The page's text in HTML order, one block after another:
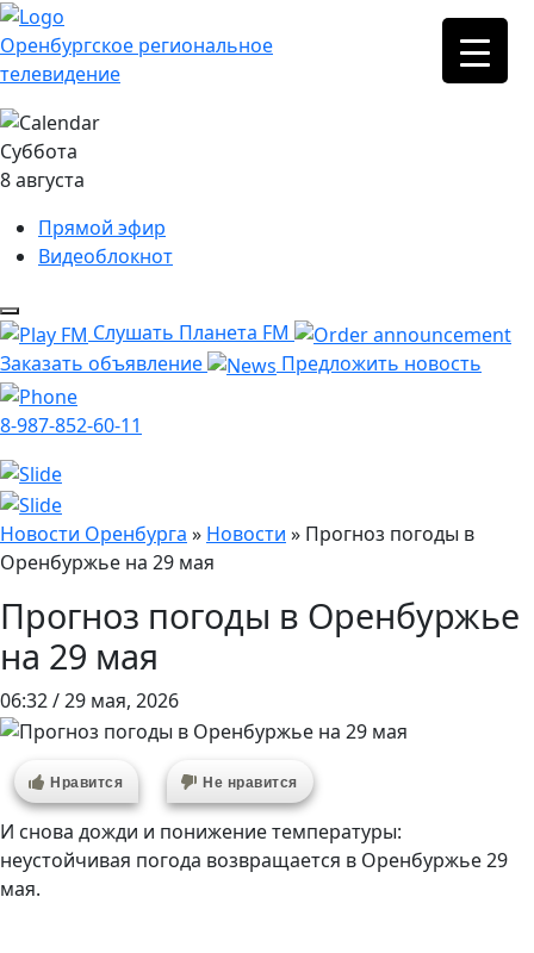
Оренбургское региональное
телевидение
Суббота
8 августа
Прямой эфир
Видеоблокнот
Слушать Планета FM
Заказать объявление
Предложить новость
8-987-852-60-11
Новости Оренбурга » Новости » Прогноз погоды в
Оренбуржье на 29 мая
Прогноз погоды в Оренбуржье
на 29 мая
06:32 / 29 мая, 2026
Нравится Не нравится
И снова дожди и понижение температуры:
неустойчивая погода возвращается в Оренбуржье 29
мая.